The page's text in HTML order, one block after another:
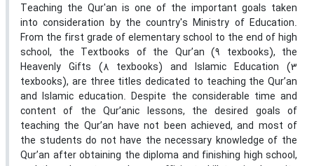
Teaching the Qur'an is one of the important goals taken
into consideration by the country's Ministry of Education.
From the first grade of elementary school to the end of high
school, the Textbooks of the Qur’an (9 texbooks), the
Heavenly Gifts (8 texbooks) and Islamic Education (3
texbooks), are three titles dedicated to teaching the Qur’an
and Islamic education. Despite the considerable time and
content of the Qur’anic lessons, the desired goals of
teaching the Qur’an have not been achieved, and most of
the students do not have the necessary knowledge of the
Qur’an after obtaining the diploma and finishing high school,